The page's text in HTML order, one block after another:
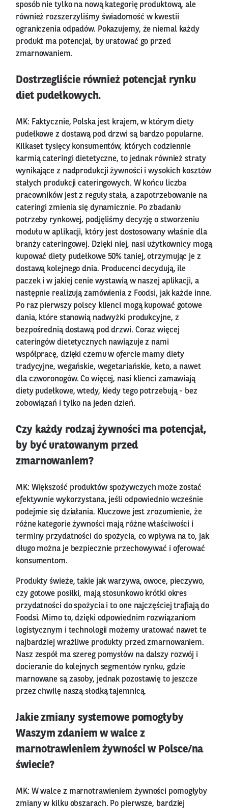
sposób nie tylko na nową kategorię produktową, ale
również rozszerzyliśmy świadomość w kwestii
ograniczenia odpadów. Pokazujemy, że niemal każdy
produkt ma potencjał, by uratować go przed
zmarnowaniem.
Dostrzegliście również potencjał rynku
diet pudełkowych.
MK: Faktycznie, Polska jest krajem, w którym diety
pudełkowe z dostawą pod drzwi są bardzo popularne.
Kilkaset tysięcy konsumentów, których codziennie
karmią cateringi dietetyczne, to jednak również straty
wynikające z nadprodukcji żywności i wysokich kosztów
stałych produkcji cateringowych. W końcu liczba
pracowników jest z reguły stała, a zapotrzebowanie na
cateringi zmienia się dynamicznie. Po zbadaniu
potrzeby rynkowej, podjęliśmy decyzję o stworzeniu
modułu w aplikacji, który jest dostosowany właśnie dla
branży cateringowej. Dzięki niej, nasi użytkownicy mogą
kupować diety pudełkowe 50% taniej, otrzymując je z
dostawą kolejnego dnia. Producenci decydują, ile
paczek i w jakiej cenie wystawią w naszej aplikacji, a
następnie realizują zamówienia z Foodsi, jak każde inne.
Po raz pierwszy polscy klienci mogą kupować gotowe
dania, które stanowią nadwyżki produkcyjne, z
bezpośrednią dostawą pod drzwi. Coraz więcej
cateringów dietetycznych nawiązuje z nami
współpracę, dzięki czemu w ofercie mamy diety
tradycyjne, wegańskie, wegetariańskie, keto, a nawet
dla czworonogów. Co więcej, nasi klienci zamawiają
diety pudełkowe, wtedy, kiedy tego potrzebują - bez
zobowiązań i tylko na jeden dzień.
Czy każdy rodzaj żywności ma potencjał,
by być uratowanym przed
zmarnowaniem?
MK: Większość produktów spożywczych może zostać
efektywnie wykorzystana, jeśli odpowiednio wcześnie
podejmie się działania. Kluczowe jest zrozumienie, że
różne kategorie żywności mają różne właściwości i
terminy przydatności do spożycia, co wpływa na to, jak
długo można je bezpiecznie przechowywać i oferować
konsumentom.
Produkty świeże, takie jak warzywa, owoce, pieczywo,
czy gotowe posiłki, mają stosunkowo krótki okres
przydatności do spożycia i to one najczęściej trafiają do
Foodsi. Mimo to, dzięki odpowiednim rozwiązaniom
logistycznym i technologii możemy uratować nawet te
najbardziej wrażliwe produkty przed zmarnowaniem.
Nasz zespół ma szereg pomysłów na dalszy rozwój i
docieranie do kolejnych segmentów rynku, gdzie
marnowane są zasoby, jednak pozostawię to jeszcze
przez chwilę naszą słodką tajemnicą.
Jakie zmiany systemowe pomogłyby
Waszym zdaniem w walce z
marnotrawieniem żywności w Polsce/na
świecie?
MK: W walce z marnotrawieniem żywności pomogłyby
zmiany w kilku obszarach. Po pierwsze, bardziej